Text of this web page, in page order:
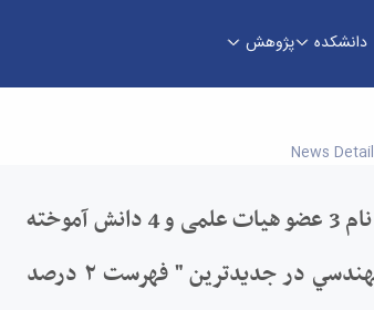
دانشکده پژوهش
News Detail
قرار گرفتن نام 3 عضو هیات علمی و 4 دانش آموخته
دانشکده مهندسي در جدیدترین " فهرست ۲ درصد